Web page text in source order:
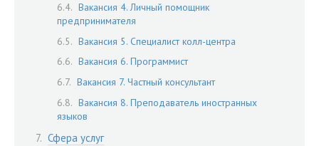
Вакансия 4. Личный помощник
предпринимателя
Вакансия 5. Специалист колл-центра
Вакансия 6. Программист
Вакансия 7. Частный консультант
Вакансия 8. Преподаватель иностранных
языков
Сфера услуг